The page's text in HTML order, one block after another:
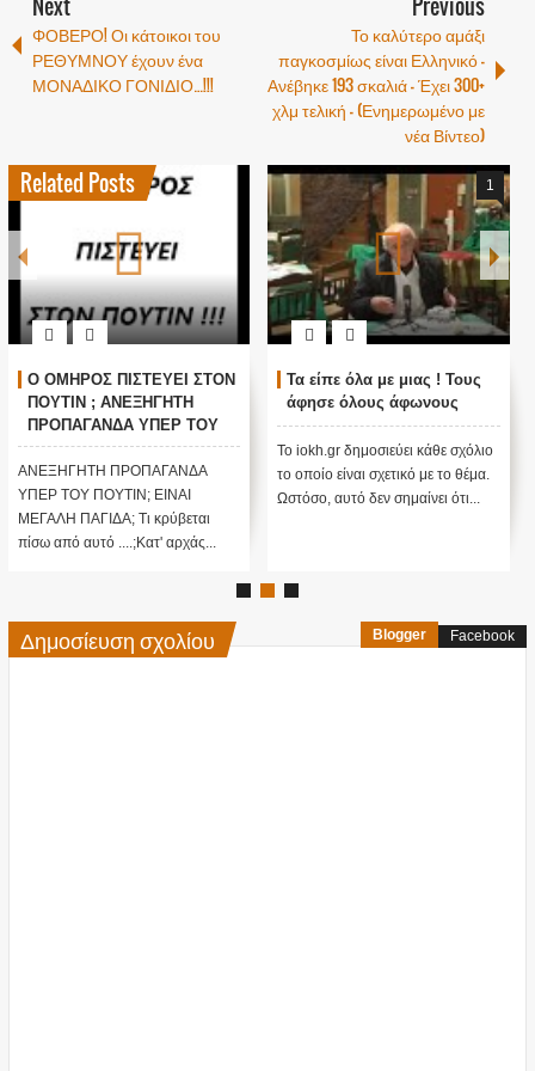
ΦΟΒΕΡΟ! Οι κάτοικοι του
ΡΕΘΥΜΝΟΥ έχουν ένα
ΜΟΝΑΔΙΚΟ ΓΟΝΙΔΙΟ…!!!
Το καλύτερο αμάξι
παγκοσμίως είναι Ελληνικό –
Ανέβηκε 193 σκαλιά – Έχει 300+
χλμ τελική - (Ενημερωμένο με
νέα Βίντεο)
Related Posts
Ο ΟΜΗΡΟΣ ΠΙΣΤΕΥΕΙ ΣΤΟΝ
ΠΟΥΤΙΝ ; ΑΝΕΞΗΓΗΤΗ
ΠΡΟΠΑΓΑΝΔΑ ΥΠΕΡ ΤΟΥ
ΠΟΥΤΙΝ;
ΑΝΕΞΗΓΗΤΗ ΠΡΟΠΑΓΑΝΔΑ
ΥΠΕΡ ΤΟΥ ΠΟΥΤΙΝ; ΕΙΝΑΙ
ΜΕΓΑΛΗ ΠΑΓΙΔΑ; Τι κρύβεται
πίσω από αυτό ....;Κατ' αρχάς...
1
Τα είπε όλα με μιας ! Τους
άφησε όλους άφωνους
Το iokh.gr δημοσιεύει κάθε σχόλιο
το οποίο είναι σχετικό με το θέμα.
Ωστόσο, αυτό δεν σημαίνει ότι...
Δημοσίευση σχολίου Blogger Facebook